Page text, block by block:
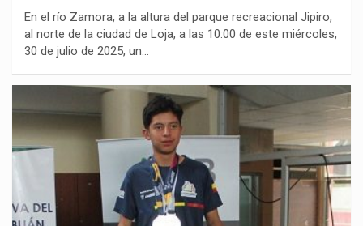
En el río Zamora, a la altura del parque recreacional Jipiro,
al norte de la ciudad de Loja, a las 10:00 de este miércoles,
30 de julio de 2025, un…